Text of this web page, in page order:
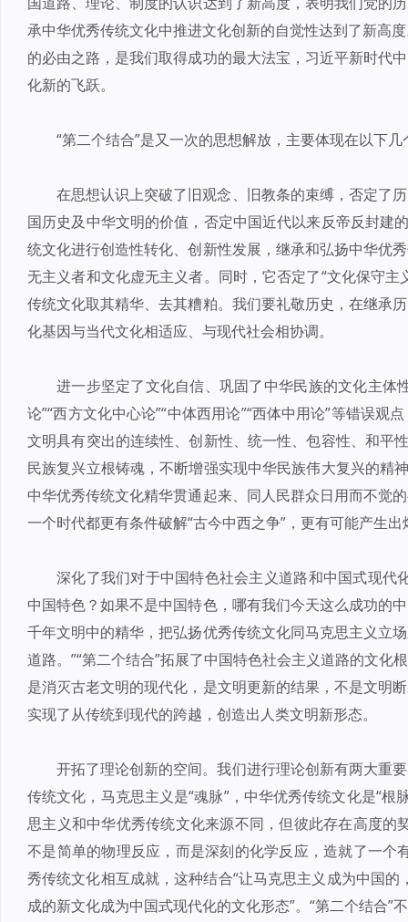
承中华优秀传统文化中推进文化创新的自觉性达到了新高
的必由之路，是我们取得成功的最大法宝，习近平新时代
化新的飞跃。
“第二个结合”是又一次的思想解放，主要体现在以下几
在思想认识上突破了旧观念、旧教条的束缚，否定了
国历史及中华文明的价值，否定中国近代以来反帝反封建
统文化进行创造性转化、创新性发展，继承和弘扬中华优
无主义者和文化虚无主义者。同时，它否定了“文化保守
传统文化取其精华、去其糟粕。我们要礼敬历史，在继承
化基因与当代文化相适应、与现代社会相协调。
进一步坚定了文化自信、巩固了中华民族的文化主体
论”“西方文化中心论”“中体西用论”“西体中用论”等错误
文明具有突出的连续性、创新性、统一性、包容性、和平
民族复兴立根铸魂，不断增强实现中华民族伟大复兴的精
中华优秀传统文化精华贯通起来、同人民群众日用而不觉
一个时代都更有条件破解“古今中西之争”，更有可能产生
深化了我们对于中国特色社会主义道路和中国式现代
中国特色？如果不是中国特色，哪有我们今天这么成功的
千年文明中的精华，把弘扬优秀传统文化同马克思主义立
道路。”“第二个结合”拓展了中国特色社会主义道路的文
是消灭古老文明的现代化，是文明更新的结果，不是文明
实现了从传统到现代的跨越，创造出人类文明新形态。
开拓了理论创新的空间。我们进行理论创新有两大重
传统文化，马克思主义是“魂脉”，中华优秀传统文化是“根
思主义和中华优秀传统文化来源不同，但彼此存在高度的
不是简单的物理反应，而是深刻的化学反应，造就了一个
秀传统文化相互成就，这种结合“让马克思主义成为中国的
成的新文化成为中国式现代化的文化形态”。“第二个结合